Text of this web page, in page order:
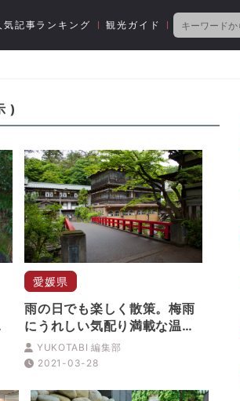
気記事ランキング 観光ガイド
)
愛媛県
雨の日でも楽しく散策。梅雨
にうれしい気配り満載な温泉
街はココ！
YUKOTABI 編集部
2021-03-28